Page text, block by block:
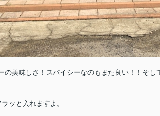
の美味しさ！スパイシーなのもまた良い！！そ
ッと入れますよ。